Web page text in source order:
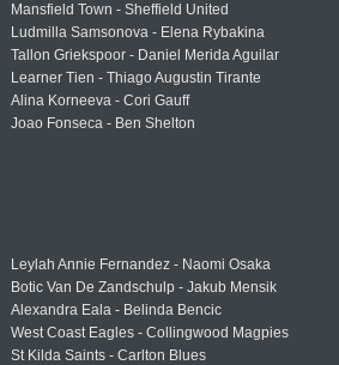
Mansfield Town - Sheffield United
Ludmilla Samsonova - Elena Rybakina
Tallon Griekspoor - Daniel Merida Aguilar
Learner Tien - Thiago Augustin Tirante
Alina Korneeva - Cori Gauff
Joao Fonseca - Ben Shelton
Leylah Annie Fernandez - Naomi Osaka
Botic Van De Zandschulp - Jakub Mensik
Alexandra Eala - Belinda Bencic
West Coast Eagles - Collingwood Magpies
St Kilda Saints - Carlton Blues